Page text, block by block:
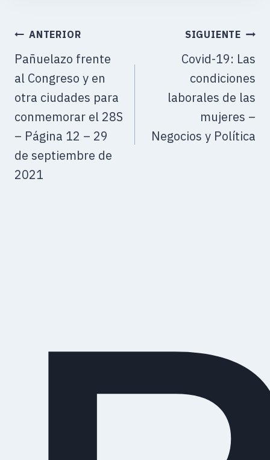
ANTERIOR
Pañuelazo frente
al Congreso y en
otra ciudades para
conmemorar el 28S
– Página 12 – 29
de septiembre de
2021
SIGUIENTE
Covid-19: Las
condiciones
laborales de las
mujeres –
Negocios y Política